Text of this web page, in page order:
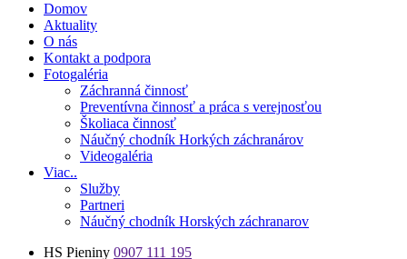
Číslo záchrannej služby: 0907 111 195
Domov
Aktuality
O nás
Kontakt a podpora
Fotogaléria
Záchranná činnosť
Preventívna činnosť a práca s verejnosťou
Školiaca činnosť
Náučný chodník Horkých záchranárov
Videogaléria
Viac..
Služby
Partneri
Náučný chodník Horských záchranarov
HS Pieniny 0907 111 195